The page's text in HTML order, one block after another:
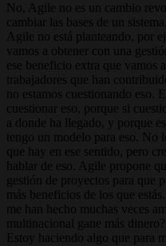
No, Agile no es un cambio
cambiar las bases de un
Agile no está planteando, por
vamos a obtener con una
ese beneficio extra que vamos
trabajadores que han
no estamos cuestionando eso.
cuestionar eso, porque si
a donde ha llegado, y porque
tengo un modelo para eso.
que hay en ese sentido, pero
hablar de eso. Agile propone
gestión de proyectos para que
más beneficios de los que
me han hecho muchas veces
multinacional gane más
Estoy haciendo algo que para